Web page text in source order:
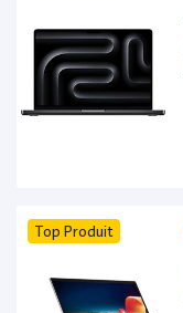
Top Produit